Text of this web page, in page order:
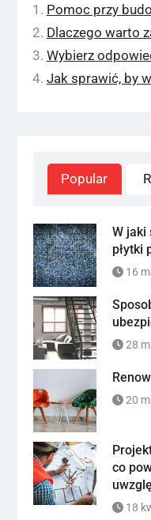
Pomoc przy
Dlaczego warto
Wybierz
Jak sprawić, by
Popular
W jaki
płytki
16
28
20
co
18